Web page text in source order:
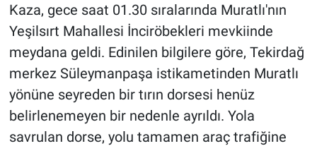
Kaza, gece saat 01.30 sıralarında Muratlı'nın
Yeşilsırt Mahallesi İnciröbekleri mevkiinde
meydana geldi. Edinilen bilgilere göre, Tekirdağ
merkez Süleymanpaşa istikametinden Muratlı
yönüne seyreden bir tırın dorsesi henüz
belirlenemeyen bir nedenle ayrıldı. Yola
savrulan dorse, yolu tamamen araç trafiğine